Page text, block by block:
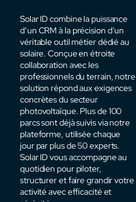
Solar ID combine la puissance
d’un CRM à la précision d’un
véritable outil métier dédié au
solaire. Conçue en étroite
collaboration avec les
professionnels du terrain, notre
solution répond aux exigences
concrètes du secteur
photovoltaïque. Plus de 100
parcs sont déjà suivis via notre
plateforme, utilisée chaque
jour par plus de 50 experts.
Solar ID vous accompagne au
quotidien pour piloter,
structurer et faire grandir votre
activité avec efficacité et